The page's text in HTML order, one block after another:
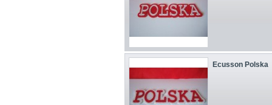
Ecusson Polska